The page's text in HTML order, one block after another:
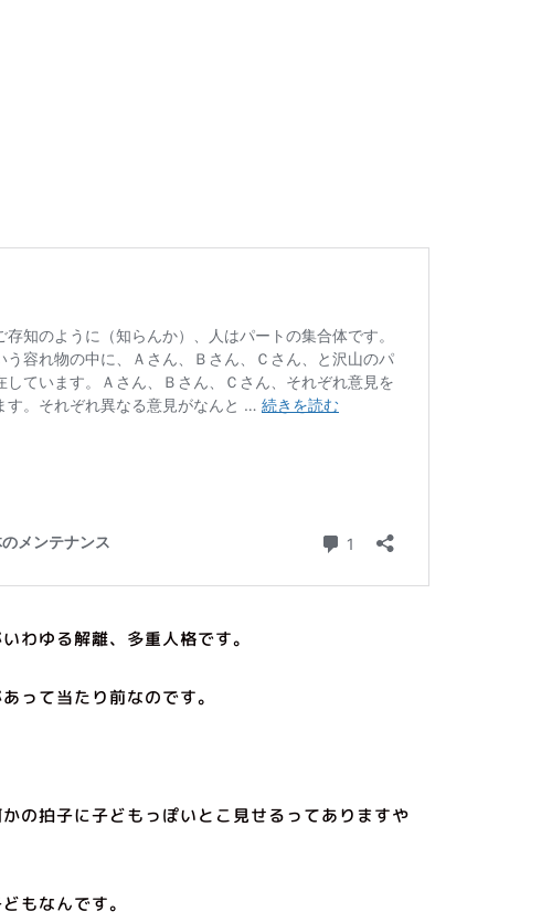
わゆる解離、多重人格です。
って当たり前なのです。
の拍子に子どもっぽいとこ見せるってありますや
もなんです。